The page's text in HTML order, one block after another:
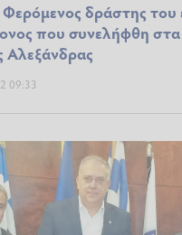
δράστης
που συνελήφθη στα
Αλεξάνδρας
09:33